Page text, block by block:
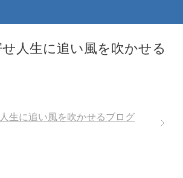
人生に追い風を吹かせる
生に追い風を吹かせるブログ